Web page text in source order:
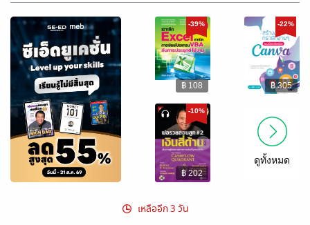
-39%
฿ 108
-22%
฿ 305
-10%
฿ 202
ดูทั้งหมด
เหลืออีก 3 วัน